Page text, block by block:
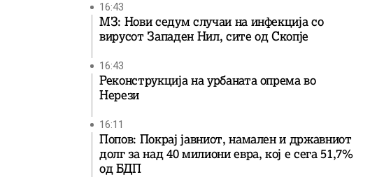
16:43
МЗ: Нови седум случаи на инфекција со
вирусот Западен Нил, сите од Скопје
16:43
Реконструкција на урбаната опрема во
Нерези
16:11
Попов: Покрај јавниот, намален и државниот
долг за над 40 милиони евра, кој e сега 51,7%
од БДП